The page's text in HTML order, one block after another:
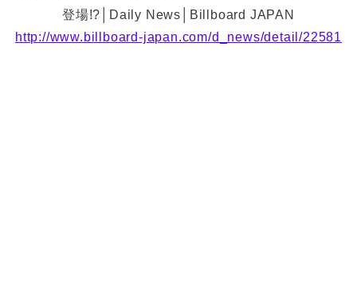
登場!?│Daily News│Billboard JAPAN
http://www.billboard-japan.com/d_news/detail/22581